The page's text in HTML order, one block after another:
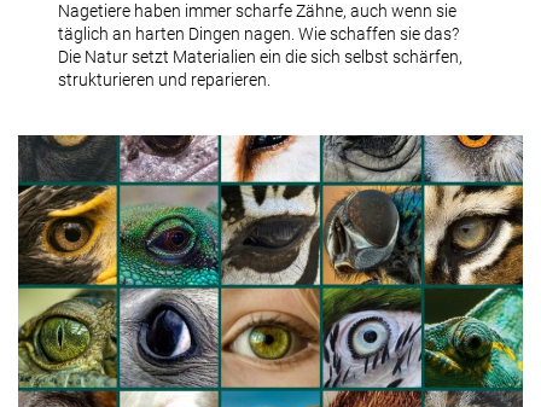
Nagetiere haben immer scharfe Zähne, auch wenn sie
täglich an harten Dingen nagen. Wie schaffen sie das?
Die Natur setzt Materialien ein die sich selbst schärfen,
strukturieren und reparieren.